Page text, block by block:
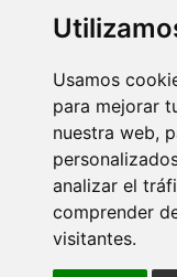
Usamos
para mejorar
nuestra web,
analizar el
comprender
visitantes.
AVISO LEGAL
PUBLICIDAD EN LA